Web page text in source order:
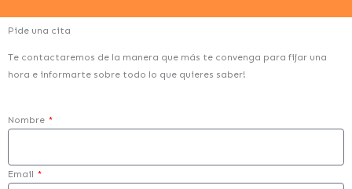
Pide una cita
Te contactaremos de la manera que más te convenga para fijar una
hora e informarte sobre todo lo que quieres saber!
Nombre
Email